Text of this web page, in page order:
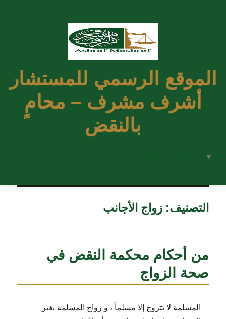
الموقع الرسمي للمستشار
أشرف مشرف – محامٍ
بالنقض
▼
التصنيف:زواج الأجانب
من أحكام محكمة النقض في
صحة الزواج
المسلمة لا تتزوج إلا مسلماً ، و زواج المسلمة بغير